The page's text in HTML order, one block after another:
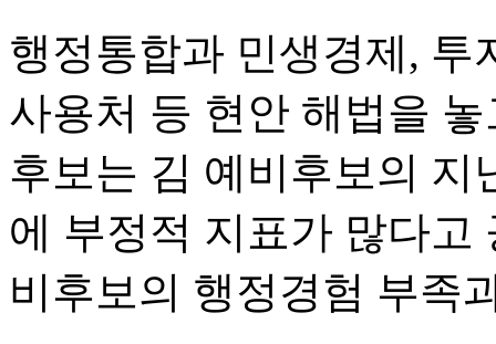
행정통합과 민생경제, 투
사용처 등 현안 해법을
후보는 김 예비후보의 지
에 부정적 지표가 많다고
비후보의 행정경험 부족